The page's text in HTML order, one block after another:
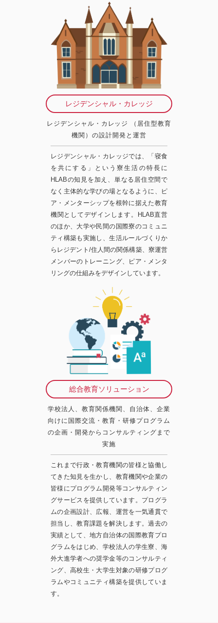
レジデンシャル・カレッジ
レジデンシャル・カレッジ （居住型教育
機関）の設計開発と運営
レジデンシャル・カレッジでは、「寝食
を共にする」という寮生活の特長に
HLABの知見を加え、単なる居住空間で
なく主体的な学びの場となるように、ピ
ア・メンターシップを根幹に据えた教育
機関としてデザインします。HLAB直営
のほか、大学や民間の国際寮のコミュニ
ティ構築も実施し、生活ルールづくりか
らレジデント/住人間の関係構築、寮運営
メンバーのトレーニング、ピア・メンタ
リングの仕組みをデザインしています。
総合教育ソリューション
学校法人、教育関係機関、自治体、企業
向けに国際交流・教育・研修プログラム
の企画・開発からコンサルティングまで
実施
これまで行政・教育機関の皆様と協働し
てきた知見を生かし、教育機関や企業の
皆様にプログラム開発等コンサルティン
グサービスを提供しています。プログラ
ムの企画設計、広報、運営を一気通貫で
担当し、教育課題を解決します。過去の
実績として、地方自治体の国際教育プロ
グラムをはじめ、学校法人の学生寮、海
外大進学者への奨学金等のコンサルティ
ング、高校生・大学生対象の研修プログ
ラムやコミュニティ構築を提供していま
す。